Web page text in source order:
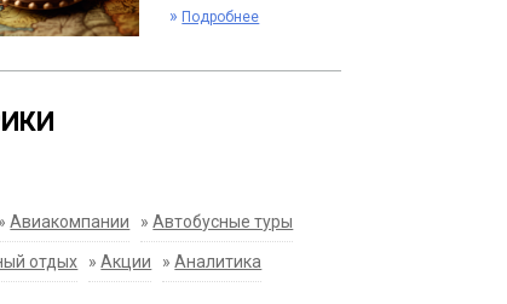
» Подробнее
»Авиакомпании »Автобусные туры
отдых »Акции »Аналитика